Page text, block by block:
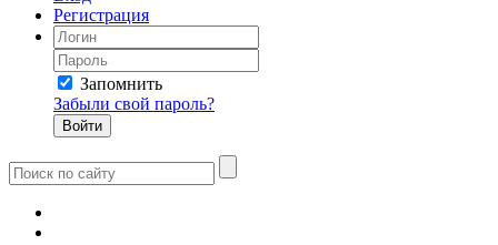
Регистрация
Запомнить
Забыли свой пароль?